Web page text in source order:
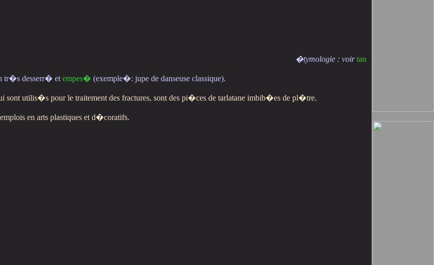
�tymologie : voirtan
tr�s desserr� et empes� (exemple�: jupe de danseuse classique).
sont utilis�s pour le traitement des fractures, sont des pi�ces de tarlatane imbib�es de pl�tre.
en arts plastiques et d�coratifs.